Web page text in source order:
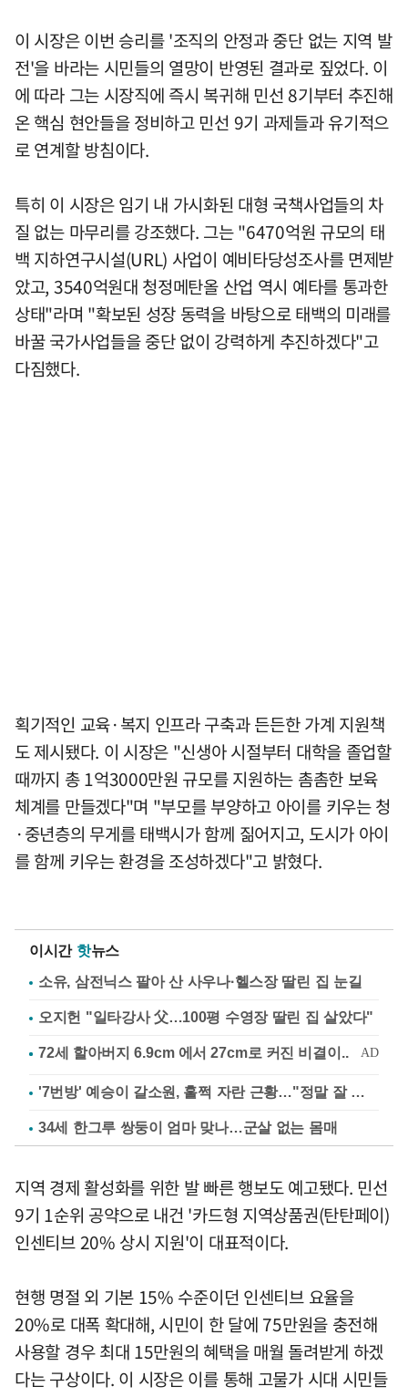
이 시장은 이번 승리를 '조직의 안정과 중단 없는 지역 발
전'을 바라는 시민들의 열망이 반영된 결과로 짚었다. 이
에 따라 그는 시장직에 즉시 복귀해 민선 8기부터 추진해
온 핵심 현안들을 정비하고 민선 9기 과제들과 유기적으
로 연계할 방침이다.
특히 이 시장은 임기 내 가시화된 대형 국책사업들의 차
질 없는 마무리를 강조했다. 그는 "6470억원 규모의 태
백 지하연구시설(URL) 사업이 예비타당성조사를 면제받
았고, 3540억원대 청정메탄올 산업 역시 예타를 통과한
상태"라며 "확보된 성장 동력을 바탕으로 태백의 미래를
바꿀 국가사업들을 중단 없이 강력하게 추진하겠다"고
다짐했다.
획기적인 교육·복지 인프라 구축과 든든한 가계 지원책
도 제시됐다. 이 시장은 "신생아 시절부터 대학을 졸업할
때까지 총 1억3000만원 규모를 지원하는 촘촘한 보육
체계를 만들겠다"며 "부모를 부양하고 아이를 키우는 청
·중년층의 무게를 태백시가 함께 짊어지고, 도시가 아이
를 함께 키우는 환경을 조성하겠다"고 밝혔다.
이시간 핫뉴스
소유, 삼전닉스 팔아 산 사우나·헬스장 딸린 집 눈길
오지헌 "일타강사 父…100평 수영장 딸린 집 살았다"
'7번방' 예승이 갈소원, 훌쩍 자란 근황…"정말 잘 컸다"
34세 한그루 쌍둥이 엄마 맞나…군살 없는 몸매
지역 경제 활성화를 위한 발 빠른 행보도 예고됐다. 민선
9기 1순위 공약으로 내건 '카드형 지역상품권(탄탄페이)
인센티브 20% 상시 지원'이 대표적이다.
현행 명절 외 기본 15% 수준이던 인센티브 요율을
20%로 대폭 확대해, 시민이 한 달에 75만원을 충전해
사용할 경우 최대 15만원의 혜택을 매월 돌려받게 하겠
다는 구상이다. 이 시장은 이를 통해 고물가 시대 시민들